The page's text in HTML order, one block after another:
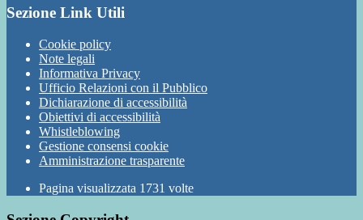
Sezione Link Utili
Cookie policy
Note legali
Informativa Privacy
Ufficio Relazioni con il Pubblico
Dichiarazione di accessibilità
Obiettivi di accessibilità
Whistleblowing
Gestione consensi cookie
Amministrazione trasparente
Pagina visualizzata 1731 volte